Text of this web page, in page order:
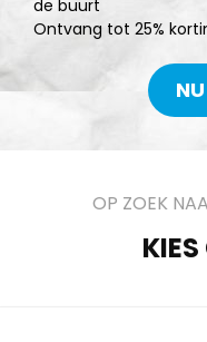
de buurt
Ontvang tot 25%
OP ZOEK